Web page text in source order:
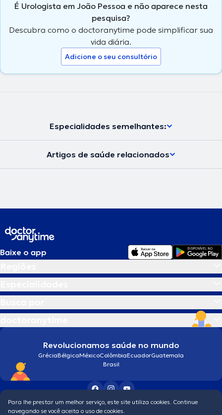
É Urologista em João Pessoa e não aparece nesta
pesquisa?
Descubra como o doctoranytime pode simplificar sua
vida diária.
Adicione o seu consultório
Especialidades semelhantes:
Artigos de saúde relacionados
Baixe o app
Revolucionamos saúde no mundo
GréciaBélgicaMéxicoColômbiaEcuadorGuatemala
Brasil
Condições gerais
Para lhe prestar um melhor serviço, este site utiliza cookies. Continue
navegando se você aceita o uso de cookies.